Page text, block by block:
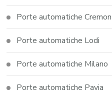
Porte automatiche
Porte automatiche Lodi
Porte automatiche Milano
Porte automatiche Pavia